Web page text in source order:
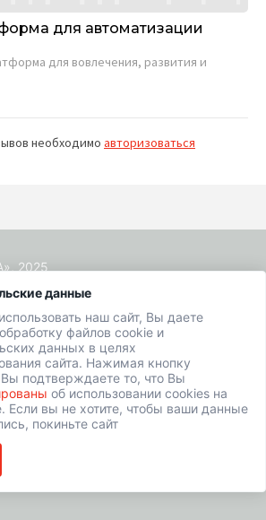
для автоматизации
для вовлечения, развития и
необходимо авторизоваться
данные
наш сайт, Вы даете
файлов cookie и
данных в целях
сайта. Нажимая кнопку
Вы подтверждаете то, что Вы
об использовании cookies на
Если вы не хотите, чтобы ваши данные
покиньте сайт
2025
49